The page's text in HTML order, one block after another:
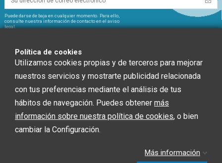
Puede darse de baja en cualquier momento. Para ello,
consulte nuestra información de contacto en el aviso
legal.
CHEF GLOBAL 2014 SOCIEDAD LIMITADA ha recibido una ayuda de la Unión
Europea con cargo al Fondo NextGenerationEU, en el marco del Plan de
Recuperación, Trasformación y Resiliencia, para INSTALACIÓN SOLAR
almacenamiento, con fuentes de Energía renovable, así como la
la Junta de Andalucía, a través de la Agencia Andaluza de la Energía.”
Política de cookies
Utilizamos cookies propias y de terceros para mejorar
nuestros servicios y mostrarte publicidad relacionada
con tus preferencias mediante el análisis de tus
hábitos de navegación. Puedes obtener más
información sobre nuestra política de cookies, o bien
cambiar la Configuración.
Más información